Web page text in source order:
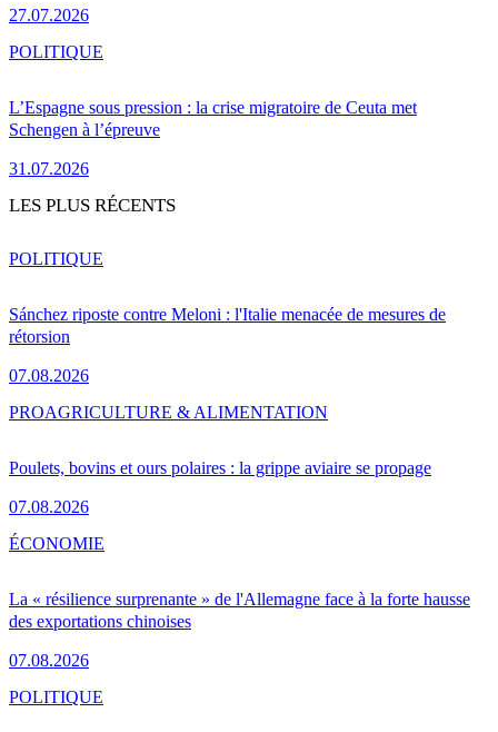
27.07.2026
L’Espagne sous pression : la crise migratoire de Ceuta met
Schengen à l’épreuve
31.07.2026
POLITIQUE
LES PLUS RÉCENTS
Sánchez riposte contre Meloni : l'Italie menacée de mesures de
rétorsion
07.08.2026
POLITIQUE
Poulets, bovins et ours polaires : la grippe aviaire se propage
07.08.2026
PROAGRICULTURE & ALIMENTATION
La « résilience surprenante » de l'Allemagne face à la forte hausse
des exportations chinoises
07.08.2026
ÉCONOMIE
POLITIQUE